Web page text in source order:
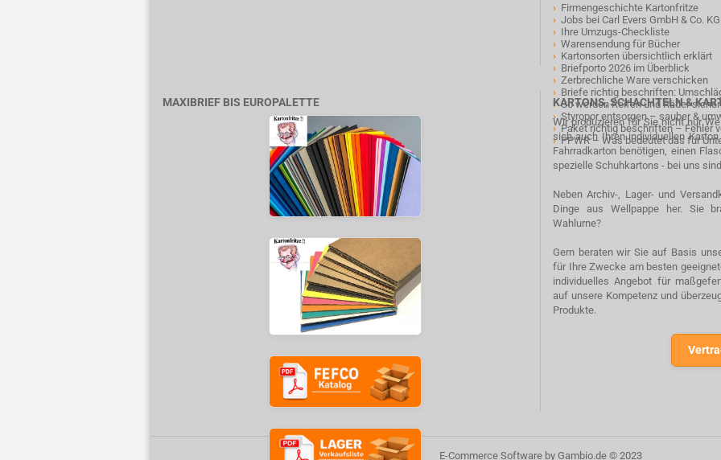
› Firmengeschichte Kartonfritze
› Jobs bei Carl Evers GmbH & Co. KG
› Ihre Umzugs-Checkliste
› Warensendung für Bücher
› Kartonsorten übersichtlich erklärt
› Briefporto 2026 im Überblick
› Zerbrechliche Ware verschicken
› Briefe richtig beschriften:
› So werden Reifen und Räder
› Styropor entsorgen – sauber &
› Paket richtig beschriften – Fehler
› PPWR – Was bedeutet das für
MAXIBRIEF BIS EUROPALETTE KARTONS, SCHACHTELN &
Wir produzieren für Sie nicht nur
sich auch Ihren individuellen
Fahrradkarton benötigen, einen
spezielle Schuhkartons - bei uns
Neben Archiv-, Lager- und
Dinge aus Wellpappe her. Sie
Wahlurne?
Gern beraten wir Sie auf Basis
für Ihre Zwecke am besten
individuelles Angebot für
auf unsere Kompetenz und
Produkte.
E-Commerce Software by Gambio.de © 2023